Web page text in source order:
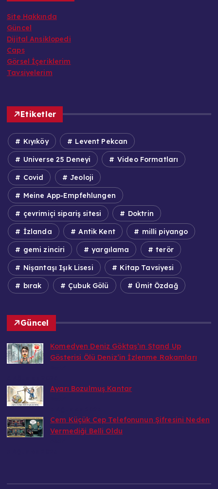
Site Hakkında
Güncel
Dijital Ansiklopedi
Caps
Görsel İçeriklerim
Tavsiyelerim
Etiketler
Kıyıköy Levent Pekcan
Universe 25 Deneyi Video Formatları
Covid Jeoloji
Meine App-Empfehlungen
çevrimiçi sipariş sitesi Doktrin
İzlanda Antik Kent milli piyango
gemi zinciri yargılama terör
Nişantaşı Işık Lisesi Kitap Tavsiyesi
bırak Çubuk Gölü Ümit Özdağ
Güncel
Komedyen Deniz Göktaş’ın Stand Up
Gösterisi Ölü Deniz’in İzlenme Rakamları
Ayarı Bozulmuş Kantar
Cem Küçük Cep Telefonunun Şifresini Neden
Vermediği Belli Oldu